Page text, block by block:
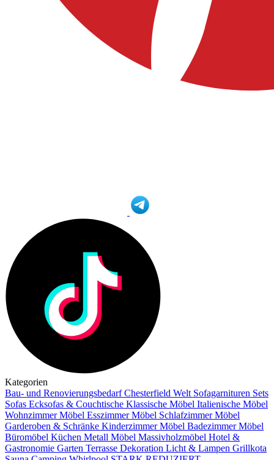
Kategorien
Bau- und RenovierungsbedarfChesterfield Welt Sofagarnituren Sets
Sofas Ecksofas & Couchtische Klassische Möbel Italienische Möbel
Wohnzimmer Möbel Esszimmer Möbel Schlafzimmer Möbel
Garderoben & Schränke Kinderzimmer Möbel Badezimmer Möbel
Büromöbel Küchen Metall Möbel Massivholzmöbel Hotel &
Gastronomie Garten Terrasse Dekoration Licht & Lampen Grillkota